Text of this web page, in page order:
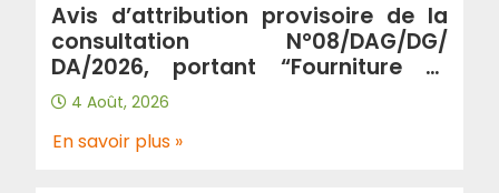
Avis d’attribution provisoire de la
consultation N°08/DAG/DG/
DA/2026, portant “Fourniture et
livraison des produits de peinture et
articles d’électricité au profit de
L’EPIC-ADA répartie en deux lots: Lot
4 Août, 2026
En savoir plus »